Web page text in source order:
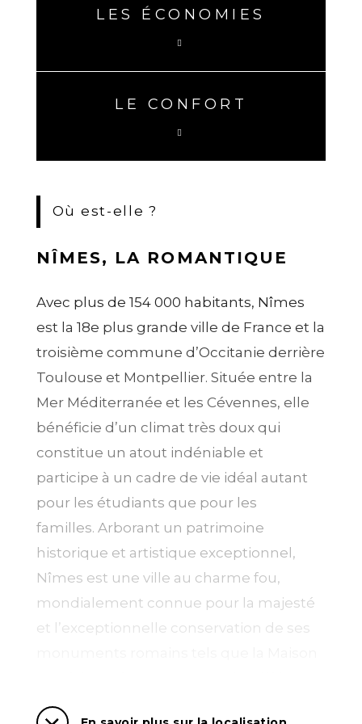
LES ÉCONOMIES
LE CONFORT
Où est-elle ?
NÎMES, LA ROMANTIQUE
Avec plus de 154 000 habitants, Nîmes
est la 18e plus grande ville de France et la
troisième commune d’Occitanie derrière
Toulouse et Montpellier. Située entre la
Mer Méditerranée et les Cévennes, elle
bénéficie d’un climat très doux qui
constitue un atout indéniable et
participe à un cadre de vie idéal autant
pour les étudiants que pour les
familles. Arborant un patrimoine
historique et artistique exceptionnel,
Nîmes est une ville au charme fou,
mondialement connue pour la majesté
et l’exceptionnelle conservation de ses
Pont du Gard. Dans cet écrin de 2000 ans